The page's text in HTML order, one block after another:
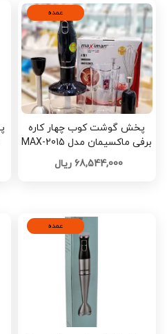
عمده
پخش گوشت کوب چهار کاره
برفی ماکسیمان مدل MAX-2015
تک و عمده کدG7022
68,544,000 ریال
عمده